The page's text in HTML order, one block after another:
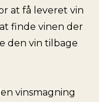
at få leveret vin
finde vinen der
den vin tilbage
vinsmagning